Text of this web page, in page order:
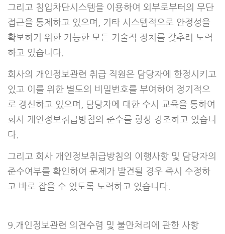
그리고 침입차단시스템을 이용하여 외부로부터의 무단
접근을 통제하고 있으며, 기타 시스템적으로 안정성을
확보하기 위한 가능한 모든 기술적 장치를 갖추려 노력
하고 있습니다.
회사의 개인정보관련 취급 직원은 담당자에 한정시키고
있고 이를 위한 별도의 비밀번호를 부여하여 정기적으
로 갱신하고 있으며, 담당자에 대한 수시 교육을 통하여
회사 개인정보취급방침의 준수를 항상 강조하고 있습니
다.
그리고 회사 개인정보취급방침의 이행사항 및 담당자의
준수여부를 확인하여 문제가 발견될 경우 즉시 수정하
고 바로 잡을 수 있도록 노력하고 있습니다.
9.개인정보관련 의견수렴 및 불만처리에 관한 사항